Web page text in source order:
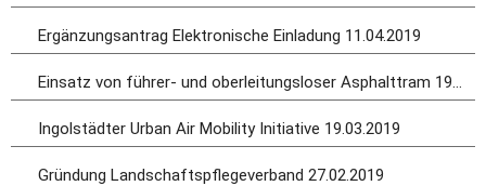
Ergänzungsantrag Elektronische Einladung 11.04.2019
Einsatz von führer- und oberleitungsloser Asphalttram 19.03.2019
Ingolstädter Urban Air Mobility Initiative 19.03.2019
Gründung Landschaftspflegeverband 27.02.2019